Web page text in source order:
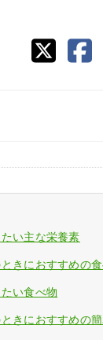
い主な栄養素
ときにおすすめの
い食べ物
ときにおすすめの